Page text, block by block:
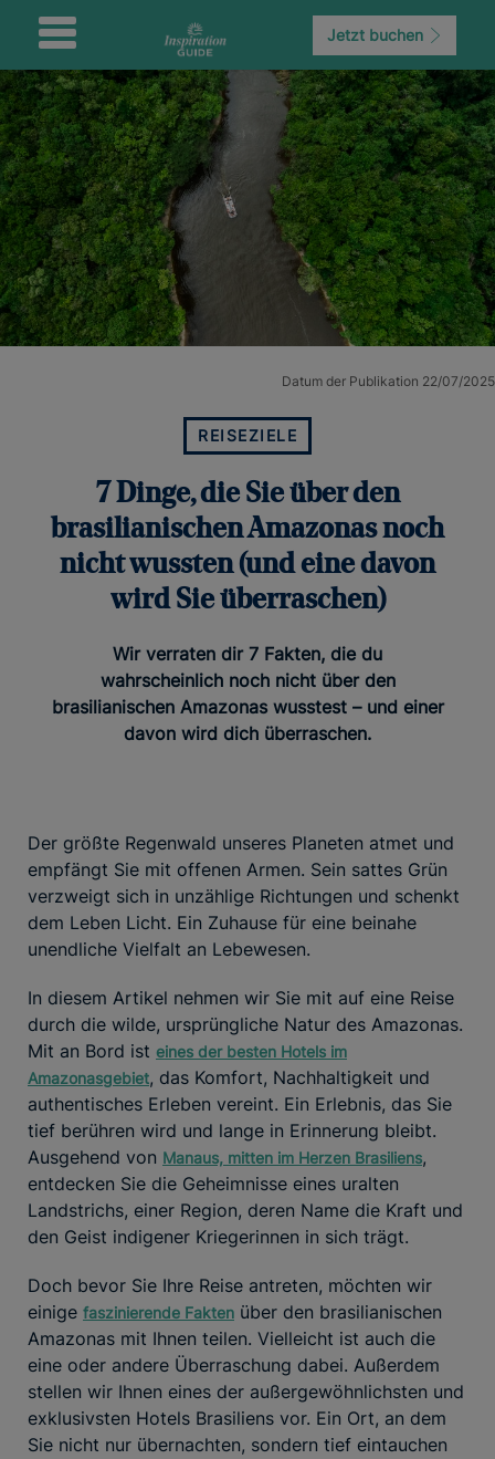
Jetzt buchen
Datum der Publikation 22/07/2025
REISEZIELE
7 Dinge, die Sie über den
brasilianischen Amazonas noch
nicht wussten (und eine davon
wird Sie überraschen)
Wir verraten dir 7 Fakten, die du
wahrscheinlich noch nicht über den
brasilianischen Amazonas wusstest – und einer
davon wird dich überraschen.
Der größte Regenwald unseres Planeten atmet und
empfängt Sie mit offenen Armen. Sein sattes Grün
verzweigt sich in unzählige Richtungen und schenkt
dem Leben Licht. Ein Zuhause für eine beinahe
unendliche Vielfalt an Lebewesen.
In diesem Artikel nehmen wir Sie mit auf eine Reise
durch die wilde, ursprüngliche Natur des Amazonas.
Mit an Bord ist eines der besten Hotels im
Amazonasgebiet, das Komfort, Nachhaltigkeit und
authentisches Erleben vereint. Ein Erlebnis, das Sie
tief berühren wird und lange in Erinnerung bleibt.
Ausgehend von Manaus, mitten im Herzen Brasiliens,
entdecken Sie die Geheimnisse eines uralten
Landstrichs, einer Region, deren Name die Kraft und
den Geist indigener Kriegerinnen in sich trägt.
Doch bevor Sie Ihre Reise antreten, möchten wir
einige faszinierende Fakten über den brasilianischen
Amazonas mit Ihnen teilen. Vielleicht ist auch die
eine oder andere Überraschung dabei. Außerdem
stellen wir Ihnen eines der außergewöhnlichsten und
exklusivsten Hotels Brasiliens vor. Ein Ort, an dem
Sie nicht nur übernachten, sondern tief eintauchen